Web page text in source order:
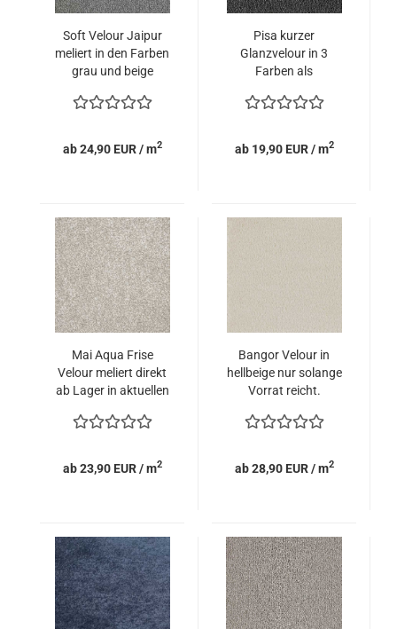
Soft Velour Jaipur
meliert in den Farben
grau und beige
ab 24,90 EUR / m2
Pisa kurzer
Glanzvelour in 3
Farben als
ab 19,90 EUR / m2
Mai Aqua Frise
Velour meliert direkt
ab Lager in aktuellen
ab 23,90 EUR / m2
Bangor Velour in
hellbeige nur solange
Vorrat reicht.
ab 28,90 EUR / m2